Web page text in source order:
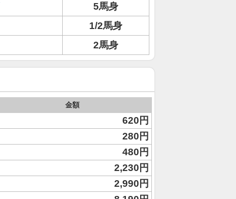
5馬身
1/2馬身
2馬身
金額
620円
280円
480円
2,230円
2,990円